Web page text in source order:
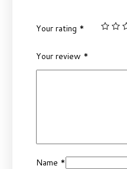
Your rating *
Your review *
Name *